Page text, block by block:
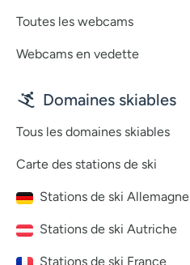
Toutes les webcams
Webcams en vedette
Domaines skiables
Tous les domaines skiables
Carte des stations de ski
Stations de ski Allemagne
Stations de ski Autriche
Stations de ski France